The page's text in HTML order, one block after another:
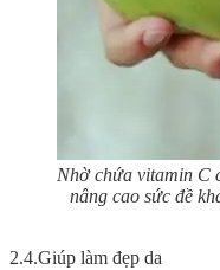
Nhờ chứa vitamin C
nâng cao sức đề
2.4.Giúp làm đẹp da